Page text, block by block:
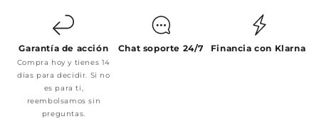
Garantía de acción
Compra hoy y tienes 14
días para decidir. Si no
es para ti,
reembolsamos sin
preguntas.
Chat soporte 24/7 Financia con Klarna